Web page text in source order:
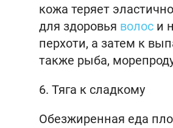
кожа теряет
для здоровья волос и
перхоти, а затем к
также рыба,
6. Тяга к сладкому
Обезжиренная еда